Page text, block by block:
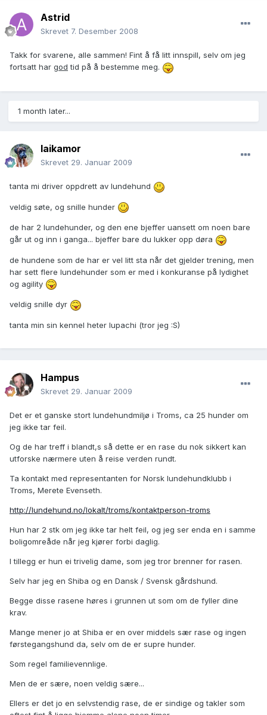
Astrid
Skrevet 7. Desember 2008
Takk for svarene, alle sammen! Fint å få litt innspill, selv om jeg
fortsatt har god tid på å bestemme meg.
1 month later...
laikamor
Skrevet 29. Januar 2009
tanta mi driver oppdrett av lundehund
veldig søte, og snille hunder
de har 2 lundehunder, og den ene bjeffer uansett om noen bare
går ut og inn i ganga... bjeffer bare du lukker opp døra
de hundene som de har er vel litt sta når det gjelder trening, men
har sett flere lundehunder som er med i konkuranse på lydighet
og agility
veldig snille dyr
tanta min sin kennel heter lupachi (tror jeg :S)
Hampus
Skrevet 29. Januar 2009
Det er et ganske stort lundehundmiljø i Troms, ca 25 hunder om
jeg ikke tar feil.
Og de har treff i blandt,s så dette er en rase du nok sikkert kan
utforske nærmere uten å reise verden rundt.
Ta kontakt med representanten for Norsk lundehundklubb i
Troms, Merete Evenseth.
http://lundehund.no/lokalt/troms/kontaktperson-troms
Hun har 2 stk om jeg ikke tar helt feil, og jeg ser enda en i samme
boligomreåde når jeg kjører forbi daglig.
I tillegg er hun ei trivelig dame, som jeg tror brenner for rasen.
Selv har jeg en Shiba og en Dansk / Svensk gårdshund.
Begge disse rasene høres i grunnen ut som om de fyller dine
krav.
Mange mener jo at Shiba er en over middels sær rase og ingen
førstegangshund da, selv om de er supre hunder.
Som regel familievennlige.
Men de er sære, noen veldig sære...
Ellers er det jo en selvstendig rase, de er sindige og takler som